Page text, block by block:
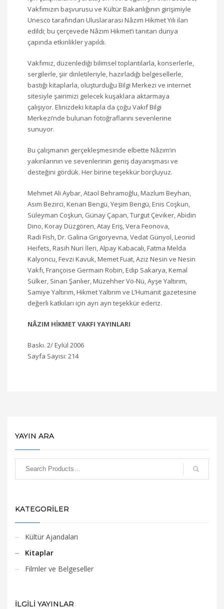
Vakfımızın başvurusu ve Kültür Bakanlığının girişimiyle
Unesco tarafından Uluslararası Nâzım Hikmet Yılı ilan
edildi; bu çerçevede Nâzım Hikmet’i tanıtan dünya
çapında etkinlikler yapıldı.
Vakfımız, düzenlediği bilimsel toplantılarla, konserlerle,
sergilerle, şiir dinletileriyle, hazırladığı belgesellerle,
bastığı kitaplarla, oluşturduğu Bilgi Merkezi ve internet
sitesiyle şairimizi gelecek kuşaklara aktarmaya
çalışıyor. Elinizdeki kitapla da çoğu Vakıf Bilgi
Merkezi’nde bulunan fotoğraflarını sevenlerine
sunuyor.
Bu çalışmanın gerçekleşmesinde elbette Nâzım’ın
yakınlarının ve sevenlerinin geniş dayanışması ve
desteğini gördük. Her birine teşekkür borçluyuz.
Mehmet Ali Aybar, Ataol Behramoğlu, Mazlum Beyhan,
Asım Bezirci, Kenan Bengü, Yeşim Bengü, Enis Coşkun,
Süleyman Coşkun, Günay Çapan, Turgut Çeviker, Abidin
Dino, Koray Düzgören, Atay Eriş, Vera Feonova,
Radi Fish, Dr. Galina Grigoryevna, Vedat Günyol, Leonid
Heifets, Rasih Nuri İleri, Alpay Kabacalı, Fatma Melda
Kalyoncu, Fevzi Kavuk, Memet Fuat, Aziz Nesin ve Nesin
Vakfı, Françoise Germain Robin, Edip Sakarya, Kemal
Sülker, Sinan Şanlıer, Müzehher Vö-Nü, Ayşe Yaltırım,
Samiye Yaltırım, Hikmet Yaltırım ve L’Humanit gazetesine
değerli katkıları için ayrı ayrı teşekkür ederiz.
NÂZIM HİKMET VAKFI YAYINLARI
Baskı. 2/ Eylül 2006
Sayfa Sayısı: 214
YAYIN ARA
KATEGORİLER
Kültür Ajandaları
Kitaplar
Filmler ve Belgeseller
İLGİLİ YAYINLAR